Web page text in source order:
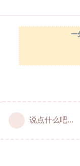
一
说点什么吧...